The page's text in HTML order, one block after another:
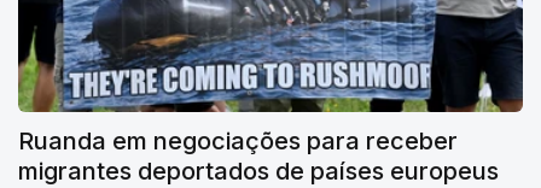
Ruanda em negociações para receber
migrantes deportados de países europeus